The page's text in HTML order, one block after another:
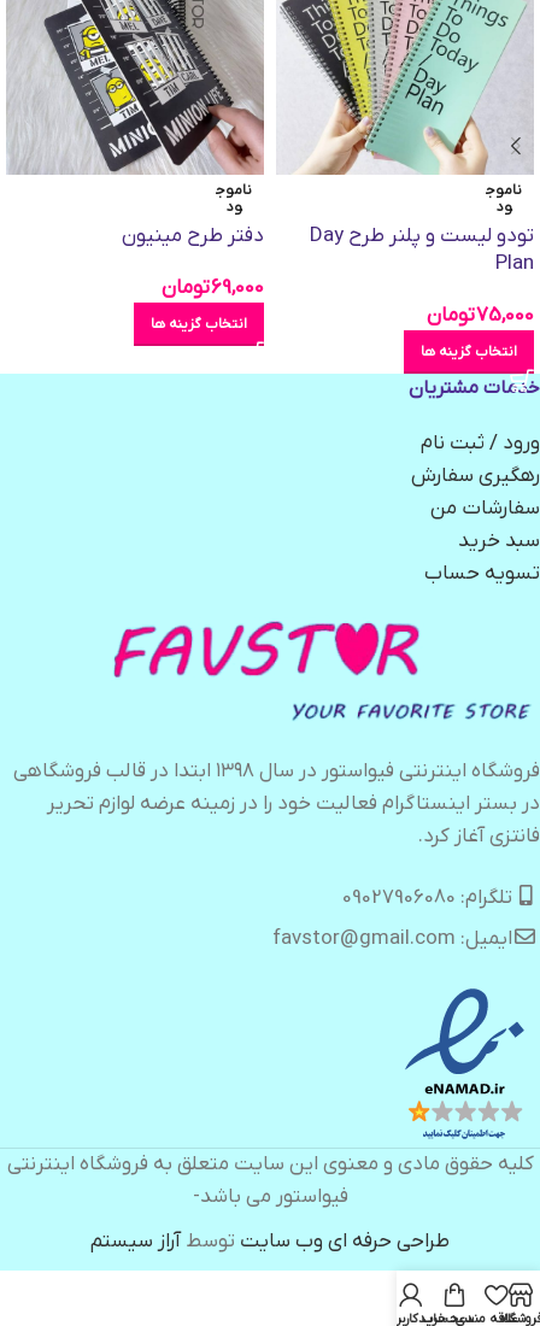
ناموج
ود
تودو لیست و پلنر طرح Day
Plan
75,000تومان
انتخاب گزینه ها
ناموج
ود
دفتر طرح مینیون
69,000تومان
انتخاب گزینه ها
خدمات مشتریان
ورود / ثبت نام
رهگیری سفارش
سفارشات من
سبد خرید
تسویه حساب
فروشگاه اینترنتی فیواستور در سال ۱۳۹۸ ابتدا در قالب فروشگاهی
در بستر اینستاگرام فعالیت خود را در زمینه عرضه لوازم تحریر
فانتزی آغاز کرد.
تلگرام: 09027906080
ایمیل: favstor@gmail.com
کلیه حقوق مادی و معنوی این سایت متعلق به فروشگاه اینترنتی
فیواستور می باشد-
طراحی حرفه ای وب سایت توسطآراز سیستم
علاقه مندیسبد خرید
حساب کاربری من